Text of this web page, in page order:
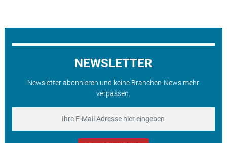
NEWSLETTER
Newsletter abonnieren und keine Branchen-News mehr
verpassen.